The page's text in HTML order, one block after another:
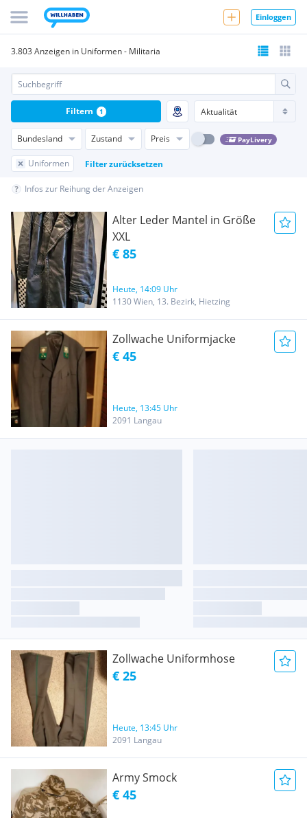
Einloggen
3.803 Anzeigen in Uniformen - Militaria
Bundesland Zustand Preis PayLivery
Uniformen Filter zurücksetzen
Filtern 1
Infos zur Reihung der Anzeigen
Alter Leder Mantel in Größe
XXL
€ 85
Heute, 14:09 Uhr
1130 Wien, 13. Bezirk, Hietzing
Zollwache Uniformjacke
€ 45
Heute, 13:45 Uhr
2091 Langau
Zollwache Uniformhose
€ 25
Heute, 13:45 Uhr
2091 Langau
Army Smock
€ 45